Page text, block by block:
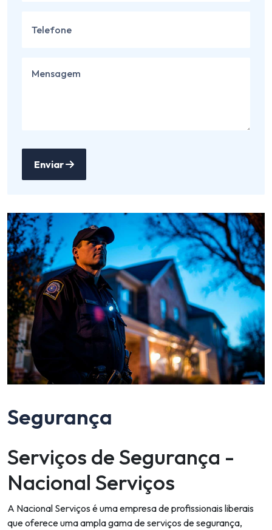
Enviar
Segurança
Serviços de Segurança -
Nacional Serviços
A Nacional Serviços é uma empresa de profissionais liberais
que oferece uma ampla gama de serviços de segurança,